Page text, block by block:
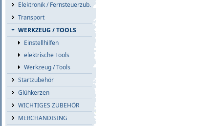
Elektronik / Fernsteuerzub.
Transport
WERKZEUG / TOOLS
Einstellhilfen
elektrische Tools
Werkzeug / Tools
Startzubehör
Glühkerzen
WICHTIGES ZUBEHÖR
MERCHANDISING